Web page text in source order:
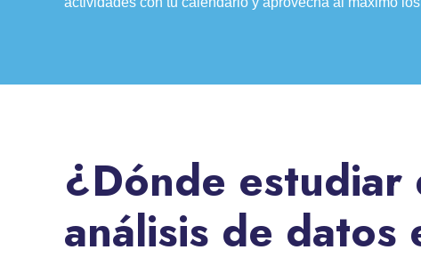
¿Dónde estudiar
análisis de datos